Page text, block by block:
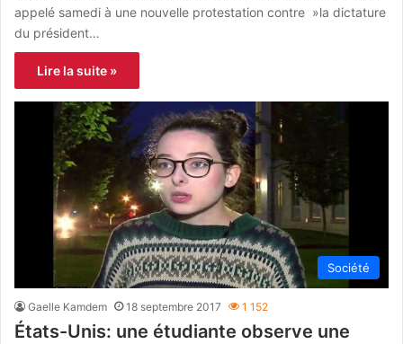
appelé samedi à une nouvelle protestation contre »la dictature
du président…
Lire la suite »
Société
Gaelle Kamdem 18 septembre 2017 1 152
États-Unis: une étudiante observe une